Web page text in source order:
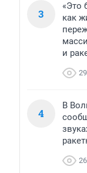
3
«Это
как
и
4
В